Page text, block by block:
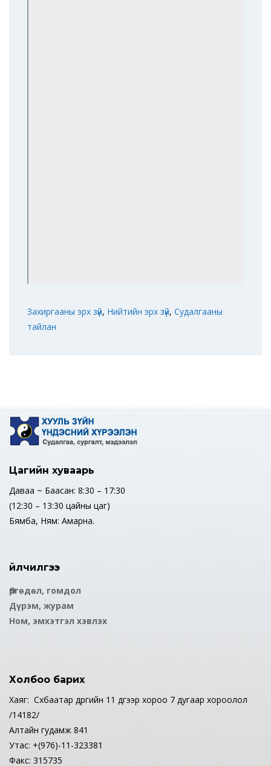
Захиргааны эрх зүй, Нийтийн эрх зүй, Судалгааны
тайлан
Цагийн хуваарь
Даваа ~ Баасан: 8:30 – 17:30
(12:30 – 13:30 цайны цаг)
Бямба, Ням: Амарна.
Үйлчилгээ
Өргөдөл, гомдол
Дүрэм, журам
Ном, эмхэтгэл хэвлэх
Холбоо барих
Хаяг: Сүхбаатар дүүргийн 11 дүгээр хороо 7 дугаар хороолол
/14182/
Алтайн гудамж 841
Утас: +(976)-11-323381
Факс: 315735